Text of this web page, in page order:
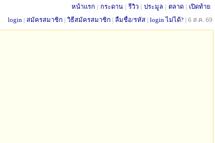
หน้าแรก | กระดาน | รีวิว | ประมูล | ตลาด | เปิดท้าย
login | สมัครสมาชิก | วิธีสมัครสมาชิก | ลืมชื่อ/รหัส | login ไม่ได้? | 6 ส.ค. 69